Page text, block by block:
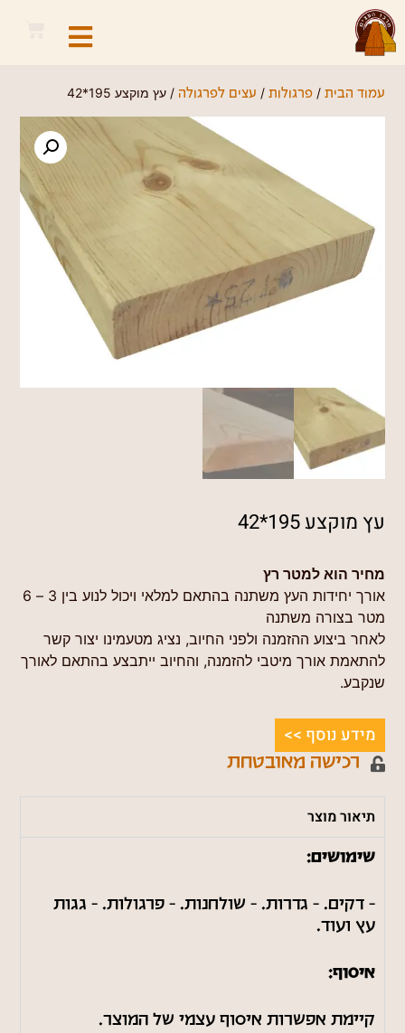
עמוד הבית /פרגולות / עצים לפרגולה / עץ מוקצע 195*42
עץ מוקצע 195*42
מחיר הוא למטר רץ
אורך יחידות העץ משתנה בהתאם למלאי ויכול לנוע בין 3 – 6
מטר בצורה משתנה
לאחר ביצוע ההזמנה ולפני החיוב, נציג מטעמינו יצור קשר
להתאמת אורך מיטבי להזמנה, והחיוב ייתבצע בהתאם לאורך
שנקבע.
מידע נוסף >>
רכישה מאובטחת
תיאור מוצר
שימושים:
– דקים. – גדרות. – שולחנות. – פרגולות. – גגות
עץ ועוד.
איסוף:
קיימת אפשרות איסוף עצמי של המוצר.